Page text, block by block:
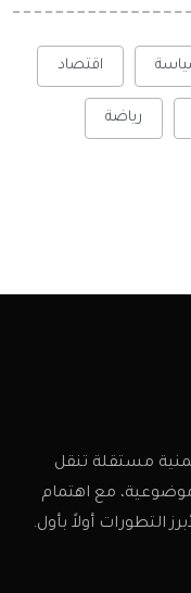
اقتصاد
رياضة
مستقلة تنقل
وموضوعية، مع اهتمام
التطورات أولاً بأول.